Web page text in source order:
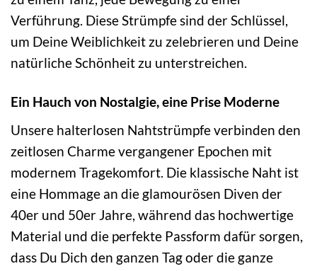
Verführung. Diese Strümpfe sind der Schlüssel,
um Deine Weiblichkeit zu zelebrieren und Deine
natürliche Schönheit zu unterstreichen.
Ein Hauch von Nostalgie, eine Prise Moderne
Unsere halterlosen Nahtstrümpfe verbinden den
zeitlosen Charme vergangener Epochen mit
modernem Tragekomfort. Die klassische Naht ist
eine Hommage an die glamourösen Diven der
40er und 50er Jahre, während das hochwertige
Material und die perfekte Passform dafür sorgen,
dass Du Dich den ganzen Tag oder die ganze